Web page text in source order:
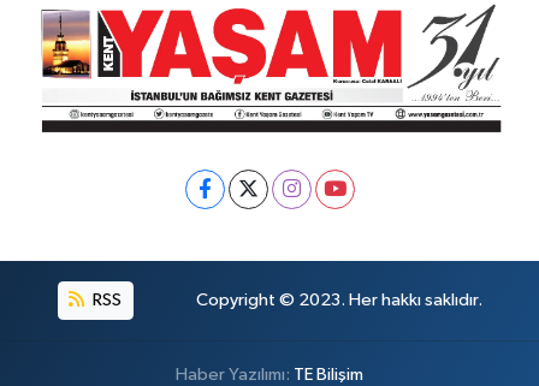
RSS Copyright © 2023. Her hakkı saklıdır.
Haber Yazılımı: TE Bilişim